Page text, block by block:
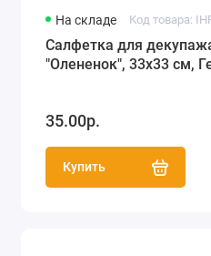
На складе Код товара:
Салфетка для
"Олененок", 33х33 см,
35.00р.
Купить